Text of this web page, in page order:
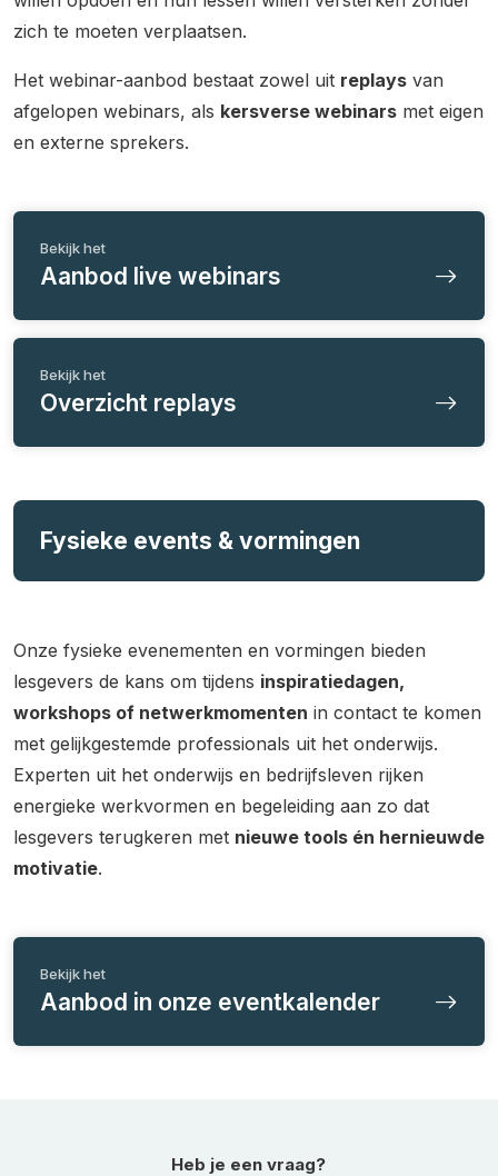
zich te moeten verplaatsen.
Het webinar-aanbod bestaat zowel uit replays van
afgelopen webinars, als kersverse webinars met eigen
en externe sprekers.
Bekijk het
Aanbod live webinars
Bekijk het
Overzicht replays
Fysieke events & vormingen
Onze fysieke evenementen en vormingen bieden
lesgevers de kans om tijdens inspiratiedagen,
workshops of netwerkmomenten in contact te komen
met gelijkgestemde professionals uit het onderwijs.
Experten uit het onderwijs en bedrijfsleven rijken
energieke werkvormen en begeleiding aan zo dat
lesgevers terugkeren met nieuwe tools én hernieuwde
motivatie.
Bekijk het
Aanbod in onze eventkalender
Heb je een vraag?